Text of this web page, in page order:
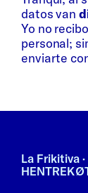
datos van
Yo no
personal;
enviarte
La Frikitiva